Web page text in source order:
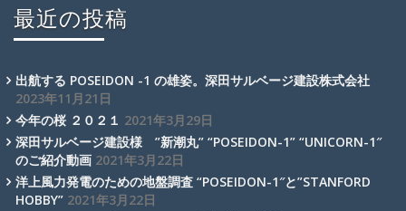
最近の投稿
出航する POSEIDON -1 の雄姿。深田サルベージ建設株式会社
2023年11月21日
今年の桜 ２０２１ 2021年3月29日
深田サルベージ建設様 ”新潮丸” “POSEIDON-1” “UNICORN-1″
のご紹介動画 2021年3月22日
洋上風力発電のための地盤調査 “POSEIDON-1″と”STANFORD
HOBBY” 2021年3月22日